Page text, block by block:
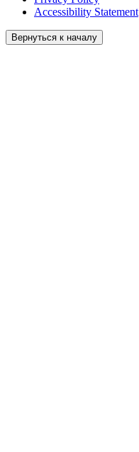
Accessibility Statement
Вернуться к началу